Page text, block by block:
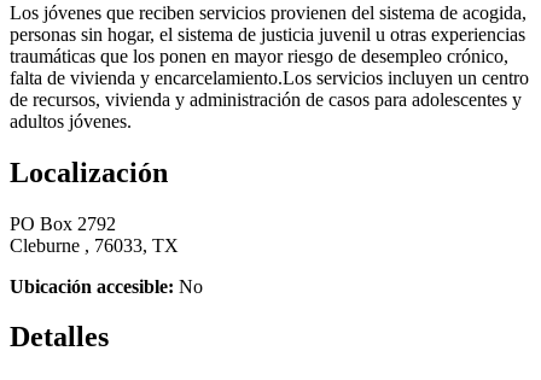
Los jóvenes que reciben servicios provienen del sistema de acogida,
personas sin hogar, el sistema de justicia juvenil u otras experiencias
traumáticas que los ponen en mayor riesgo de desempleo crónico,
falta de vivienda y encarcelamiento.Los servicios incluyen un centro
de recursos, vivienda y administración de casos para adolescentes y
adultos jóvenes.
Localización
PO Box 2792
Cleburne , 76033, TX
Ubicación accesible: No
Detalles